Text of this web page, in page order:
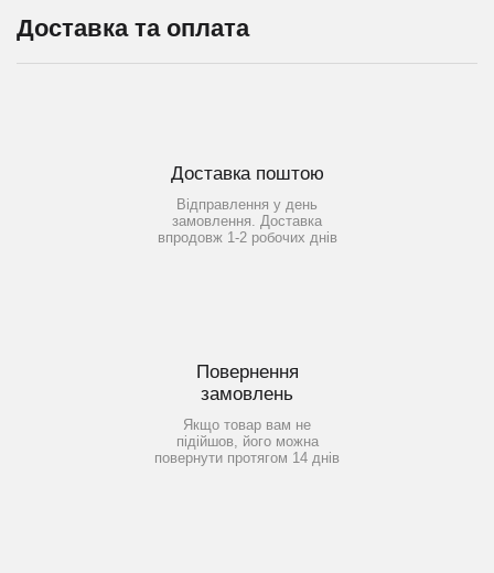
Доставка та оплата
Доставка поштою
Відправлення у день
замовлення. Доставка
впродовж 1-2 робочих днів
Повернення
замовлень
Якщо товар вам не
підійшов, його можна
повернути протягом 14 днів